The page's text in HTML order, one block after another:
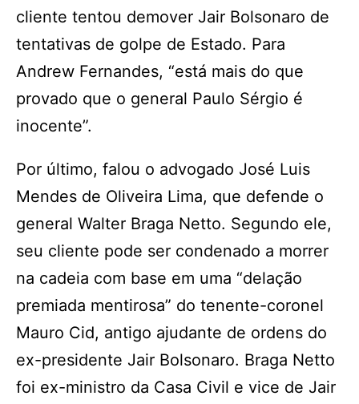
cliente tentou demover Jair Bolsonaro de
tentativas de golpe de Estado. Para
Andrew Fernandes, “está mais do que
provado que o general Paulo Sérgio é
inocente”.
Por último, falou o advogado José Luis
Mendes de Oliveira Lima, que defende o
general Walter Braga Netto. Segundo ele,
seu cliente pode ser condenado a morrer
na cadeia com base em uma “delação
premiada mentirosa” do tenente-coronel
Mauro Cid, antigo ajudante de ordens do
ex-presidente Jair Bolsonaro. Braga Netto
foi ex-ministro da Casa Civil e vice de Jair